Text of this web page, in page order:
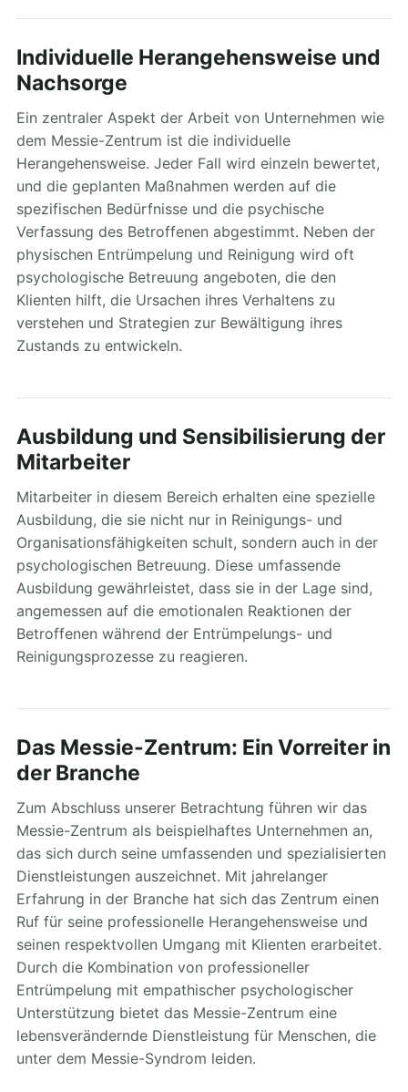
Individuelle Herangehensweise und
Nachsorge
Ein zentraler Aspekt der Arbeit von Unternehmen wie
dem Messie-Zentrum ist die individuelle
Herangehensweise. Jeder Fall wird einzeln bewertet,
und die geplanten Maßnahmen werden auf die
spezifischen Bedürfnisse und die psychische
Verfassung des Betroffenen abgestimmt. Neben der
physischen Entrümpelung und Reinigung wird oft
psychologische Betreuung angeboten, die den
Klienten hilft, die Ursachen ihres Verhaltens zu
verstehen und Strategien zur Bewältigung ihres
Zustands zu entwickeln.
Ausbildung und Sensibilisierung der
Mitarbeiter
Mitarbeiter in diesem Bereich erhalten eine spezielle
Ausbildung, die sie nicht nur in Reinigungs- und
Organisationsfähigkeiten schult, sondern auch in der
psychologischen Betreuung. Diese umfassende
Ausbildung gewährleistet, dass sie in der Lage sind,
angemessen auf die emotionalen Reaktionen der
Betroffenen während der Entrümpelungs- und
Reinigungsprozesse zu reagieren.
Das Messie-Zentrum: Ein Vorreiter in
der Branche
Zum Abschluss unserer Betrachtung führen wir das
Messie-Zentrum als beispielhaftes Unternehmen an,
das sich durch seine umfassenden und spezialisierten
Dienstleistungen auszeichnet. Mit jahrelanger
Erfahrung in der Branche hat sich das Zentrum einen
Ruf für seine professionelle Herangehensweise und
seinen respektvollen Umgang mit Klienten erarbeitet.
Durch die Kombination von professioneller
Entrümpelung mit empathischer psychologischer
Unterstützung bietet das Messie-Zentrum eine
lebensverändernde Dienstleistung für Menschen, die
unter dem Messie-Syndrom leiden.